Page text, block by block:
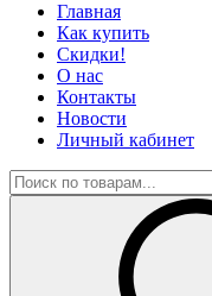
Главная
Как купить
Скидки!
О нас
Контакты
Новости
Личный кабинет